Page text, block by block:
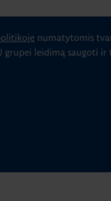
numatytomis
grupei leidimą saugoti